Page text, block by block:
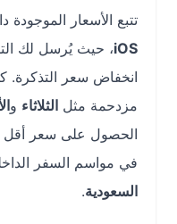
تتبع الأسعار الموجودة داخل
، حيث يُرسل لك
انخفاض سعر التذكرة. كما أن
مزدحمة مثلالثلاثاءوالأربعاء
الحصول على سعر أقل
في مواسم السفر الداخلي
السعودية.